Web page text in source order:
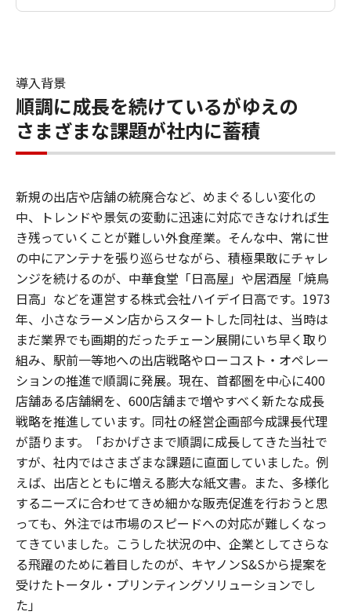
導入背景
順調に成長を続けているがゆえの
さまざまな課題が社内に蓄積
新規の出店や店舗の統廃合など、めまぐるしい変化の
中、トレンドや景気の変動に迅速に対応できなければ生
き残っていくことが難しい外食産業。そんな中、常に世
の中にアンテナを張り巡らせながら、積極果敢にチャレ
ンジを続けるのが、中華食堂「日高屋」や居酒屋「焼鳥
日高」などを運営する株式会社ハイデイ日高です。1973
年、小さなラーメン店からスタートした同社は、当時は
まだ業界でも画期的だったチェーン展開にいち早く取り
組み、駅前一等地への出店戦略やローコスト・オペレー
ションの推進で順調に発展。現在、首都圏を中心に400
店舗ある店舗網を、600店舗まで増やすべく新たな成長
戦略を推進しています。同社の経営企画部今成課長代理
が語ります。「おかげさまで順調に成長してきた当社で
すが、社内ではさまざまな課題に直面していました。例
えば、出店とともに増える膨大な紙文書。また、多様化
するニーズに合わせてきめ細かな販売促進を行おうと思
っても、外注では市場のスピードへの対応が難しくなっ
てきていました。こうした状況の中、企業としてさらな
る飛躍のために着目したのが、キヤノンS&Sから提案を
受けたトータル・プリンティングソリューションでし
た」